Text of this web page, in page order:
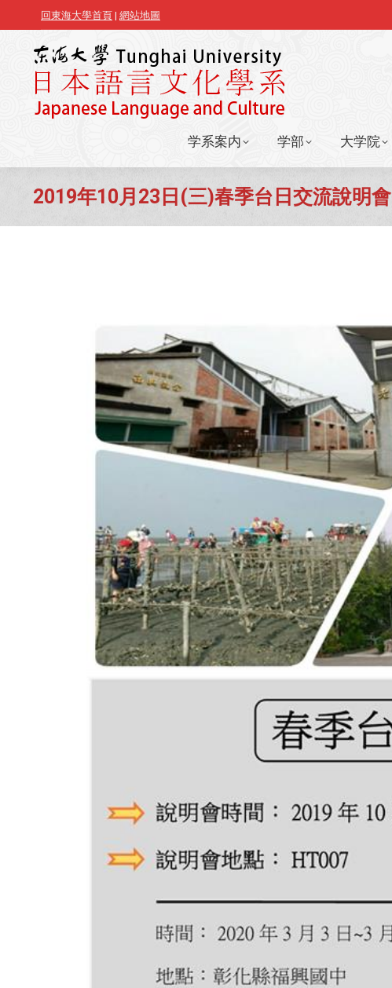
回東海大學首頁 | 網站地圖
学系案内 学部 大学院
2019年10月23日(三)春季台日交流說明會
学系案内 学部 大学院